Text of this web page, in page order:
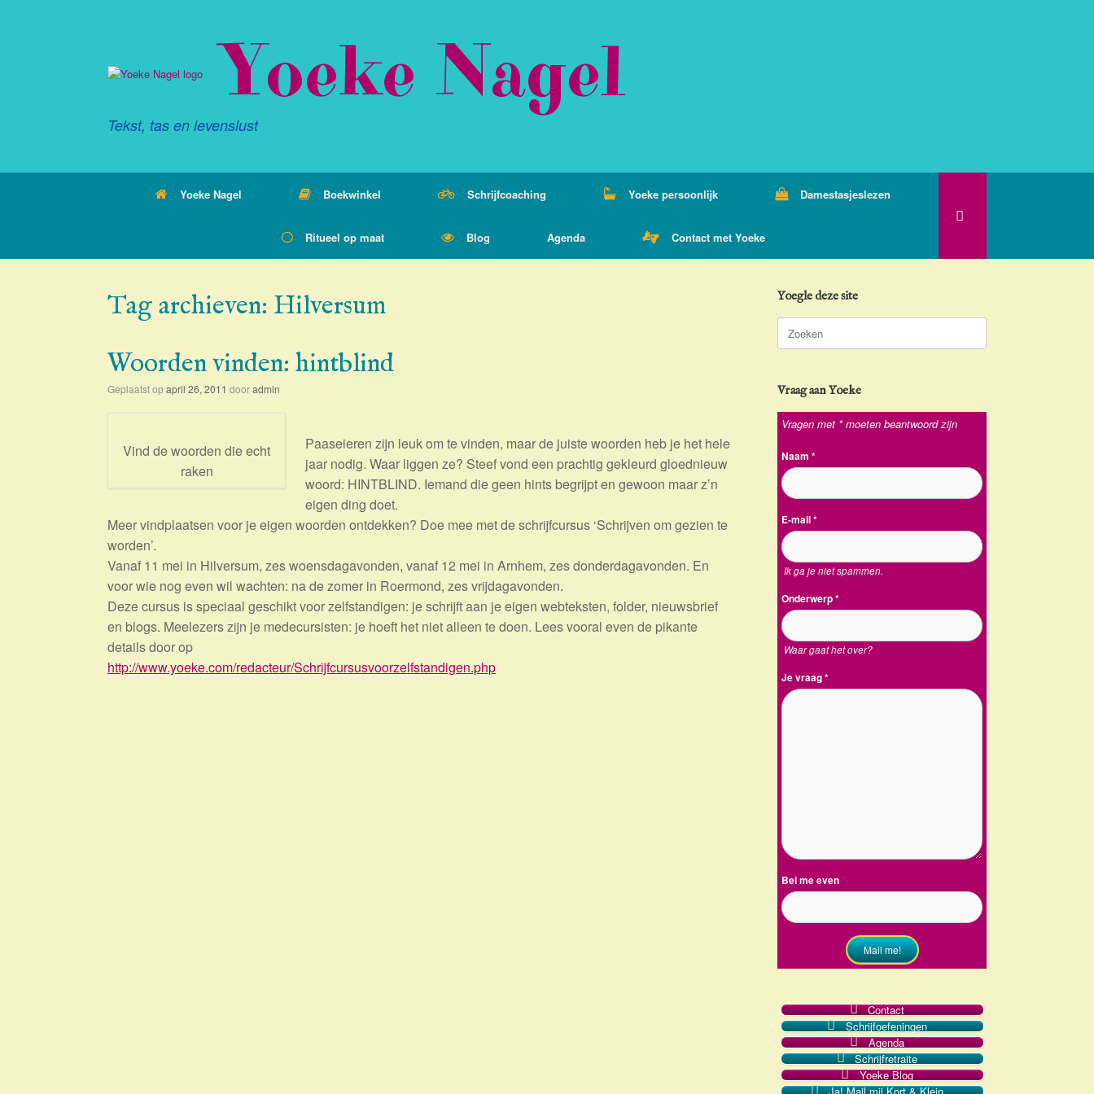
Yoeke Nagel
Tekst, tas en levenslust
Yoeke Nagel Boekwinkel Schrijfcoaching Yoeke persoonlijk Damestasjeslezen
Ritueel op maat Blog Agenda Contact met Yoeke
Tag archieven: Hilversum
Woorden vinden: hintblind
Geplaatst opapril 26, 2011 dooradmin
Vind de woorden die echt
raken
Paaseieren zijn leuk om te vinden, maar de juiste woorden heb je het hele
jaar nodig. Waar liggen ze? Steef vond een prachtig gekleurd gloednieuw
woord: HINTBLIND. Iemand die geen hints begrijpt en gewoon maar z’n
eigen ding doet.
Meer vindplaatsen voor je eigen woorden ontdekken? Doe mee met de schrijfcursus ‘Schrijven om gezien te
worden’.
Vanaf 11 mei in Hilversum, zes woensdagavonden, vanaf 12 mei in Arnhem, zes donderdagavonden. En
voor wie nog even wil wachten: na de zomer in Roermond, zes vrijdagavonden.
Deze cursus is speciaal geschikt voor zelfstandigen: je schrijft aan je eigen webteksten, folder, nieuwsbrief
en blogs. Meelezers zijn je medecursisten: je hoeft het niet alleen te doen. Lees vooral even de pikante
details door op
http://www.yoeke.com/redacteur/Schrijfcursusvoorzelfstandigen.php
Yoegle deze site
Zoeken
naar:
Vraag aan Yoeke
Vragen met * moeten beantwoord zijn
Naam*
E-mail*
Ik ga je niet spammen.
Onderwerp*
Waar gaat het over?
Je vraag*
Bel me even
Mail me!
Contact
Schrijfoefeningen
Agenda
Schrijfretraite
Yoeke Blog